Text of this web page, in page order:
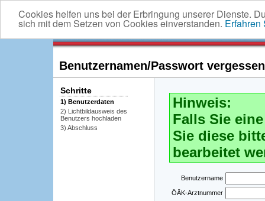
Cookies helfen uns bei der Erbringung unserer Dienste.
sich mit dem Setzen von Cookies einverstanden. Erfahren
Benutzernamen/Passwort
Schritte
1) Benutzerdaten
2) Lichtbildausweis des
Benutzers hochladen
3) Abschluss
Hinweis:
Falls Sie
Sie diese
bearbeitet
Benutzername
ÖÄK-Arztnummer